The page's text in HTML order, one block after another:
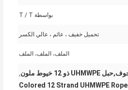
بواسطة T / T
تحميل خفيف ، عائم ، عالي الكسر
الملف، الملف، الملف
,
Colored 12 Strand UHMWPE Rope